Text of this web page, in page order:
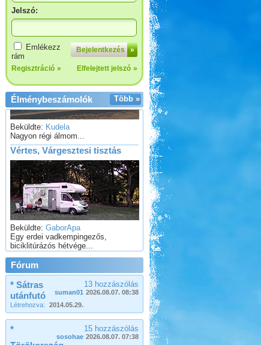
Jelszó:
Bejelentkezés »
Emlékezz
rám
Regisztráció » Elfelejtett jelszó »
Több »
Élménybeszámolók
2017. 07-08. Görögország
Beküldte:Kudela
Nagyon régi álmom...
Vértes, Várgesztesi tisztás
Beküldte:GaborApa
Egy erdei vadkempingezős,
biciklitúrázós hétvége...
Kempingezzünk kicsikkel.
Kempingezni nem csak
kamaszkorban lehet, hanem
gyerekkel is, csak sokkal
Fórum
13 hozzászólás
suman01 2026.08.07. 08:38
* Sátras
utánfutó
Létrehozva: 2014.05.29.
15 hozzászólás
sosohae 2026.08.07. 07:38
*